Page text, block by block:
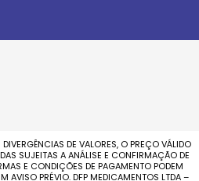
DE VALORES, O PREÇO VÁLIDO
SUJEITAS A ANÁLISE E CONFIRMAÇÃO DE
E CONDIÇÕES DE PAGAMENTO PODEM
AVISO PRÉVIO. DFP MEDICAMENTOS LTDA –